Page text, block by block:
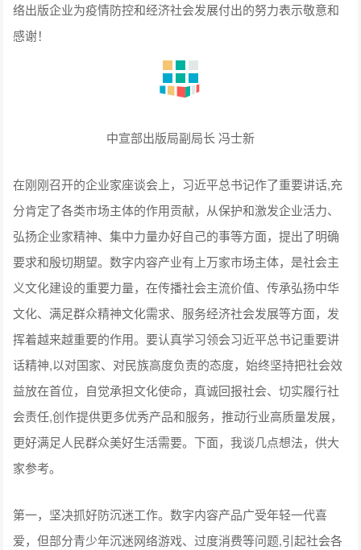
络出版企业为疫情防控和经济社会发展付出的努力表示敬意和
感谢！
中宣部出版局副局长 冯士新
在刚刚召开的企业家座谈会上，习近平总书记作了重要讲话,充
分肯定了各类市场主体的作用贡献，从保护和激发企业活力、
弘扬企业家精神、集中力量办好自己的事等方面，提出了明确
要求和殷切期望。数字内容产业有上万家市场主体，是社会主
义文化建设的重要力量，在传播社会主流价值、传承弘扬中华
文化、满足群众精神文化需求、服务经济社会发展等方面，发
挥着越来越重要的作用。要认真学习领会习近平总书记重要讲
话精神,以对国家、对民族高度负责的态度，始终坚持把社会效
益放在首位，自觉承担文化使命，真诚回报社会、切实履行社
会责任,创作提供更多优秀产品和服务，推动行业高质量发展，
更好满足人民群众美好生活需要。下面，我谈几点想法，供大
家参考。
第一，坚决抓好防沉迷工作。数字内容产品广受年轻一代喜
爱，但部分青少年沉迷网络游戏、过度消费等问题,引起社会各